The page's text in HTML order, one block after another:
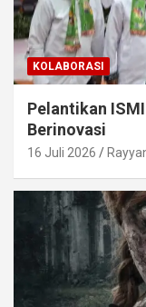
KOLABORASI
Pelantikan
Berinovasi
16 Juli 2026